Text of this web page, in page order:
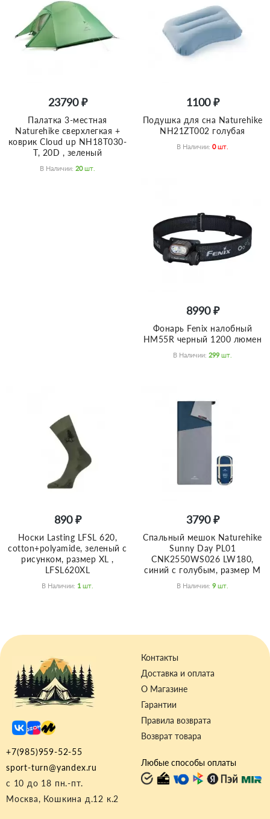
23790 ₽
Палатка 3-местная
Naturehike сверхлегкая +
коврик Сloud up NH18T030-
T, 20D , зеленый
В Наличии: 20 Шт.
1100 ₽
Подушка для сна Naturehike
NH21ZT002 голубая
В Наличии: 0 Шт.
8990 ₽
Фонарь Fenix налобный
HM55R черный 1200 люмен
В Наличии: 299 Шт.
890 ₽
Носки Lasting LFSL 620,
cotton+polyamide, зеленый с
рисунком, размер XL ,
LFSL620XL
В Наличии: 1 Шт.
3790 ₽
Спальный мешок Naturehike
Sunny Day PL01
CNK2550WS026 LW180,
синий с голубым, размер M
В Наличии: 9 Шт.
Контакты
Доставка и оплата
О Магазине
Гарантии
Правила возврата
Возврат товара
+7(985)959-52-55
sport-turn@yandex.ru
с 10 до 18 пн.-пт.
Москва, Кошкина д.12 к.2
Любые способы оплаты